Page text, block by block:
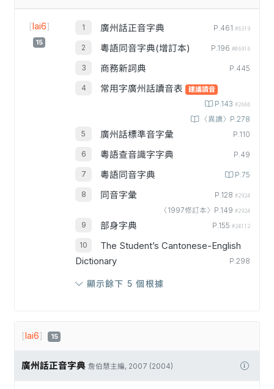
[lai6]
15
廣州話正音字典 P.461 #6319
粵語同音字典(增訂本) P.196 #06916
商務新詞典 P.445
常用字廣州話讀音表 建議讀音
P.143 #2666
〈異讀〉P.278
廣州話標準音字彙 P.110
粵語查音識字字典 P.49
粵語同音字典 P.75
同音字彙 P.128 #2924
〈1997修訂本〉P.149 #2924
部身字典 P.155 #24112
The Student’s Cantonese-English
Dictionary
P.298
顯示餘下 5 個根據
[lai6] 15
廣州話正音字典 詹伯慧主編, 2007 (2004)